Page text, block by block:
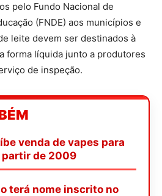
pelo Fundo Nacional de
(FNDE) aos municípios e
leite devem ser destinados à
forma líquida junto a produtores
de inspeção.
venda de vapes para
partir de 2009
terá nome inscrito no